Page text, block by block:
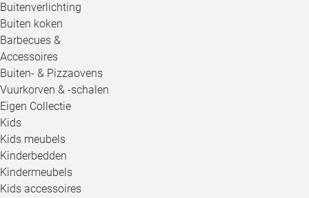
Buitenverlichting
Buiten koken
Barbecues &
Accessoires
Buiten- & Pizzaovens
Vuurkorven & -schalen
Eigen Collectie
Kids
Kids meubels
Kinderbedden
Kindermeubels
Kids accessoires